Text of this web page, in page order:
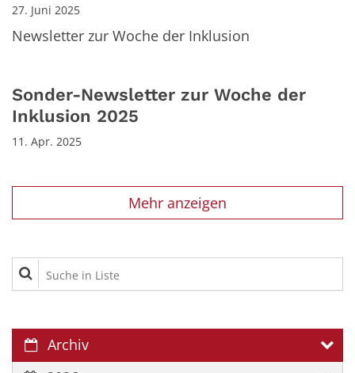
27. Juni 2025
Newsletter zur Woche der Inklusion
Sonder-Newsletter zur Woche der
Inklusion 2025
11. Apr. 2025
Mehr anzeigen
Suche in Liste
Archiv